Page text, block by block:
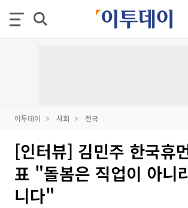
이투데이 사회 전국
[인터뷰] 김민주 한국휴
표 "돌봄은 직업이 아니
니다"